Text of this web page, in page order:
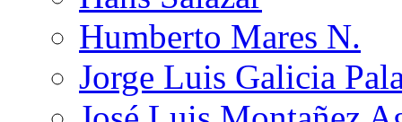
Humberto Mares N.
Jorge Luis Galicia